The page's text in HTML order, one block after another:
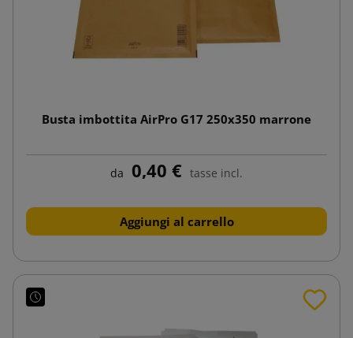
Busta imbottita AirPro G17 250x350 marrone
da 0,40 € tasse incl.
Aggiungi al carrello